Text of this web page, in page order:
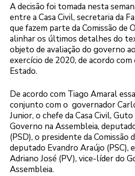
A decisão foi tomada nesta
entre a Casa Civil, secretaria da
que fazem parte da Comissão de
alinhar os últimos detalhes do
objeto de avaliação do governo
exercício de 2020, de acordo
Estado.
De acordo com Tiago Amaral
conjunto com o governador
Junior, o chefe da Casa Civil,
Governo na Assembleia,
(PSD), o presidente da Comissão
deputado Evandro Araújo (PSC),
Adriano José (PV), vice-líder do
Assembleia.